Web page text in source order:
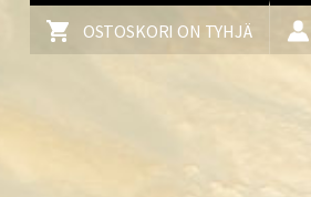
OSTOSKORI ON TYHJÄ